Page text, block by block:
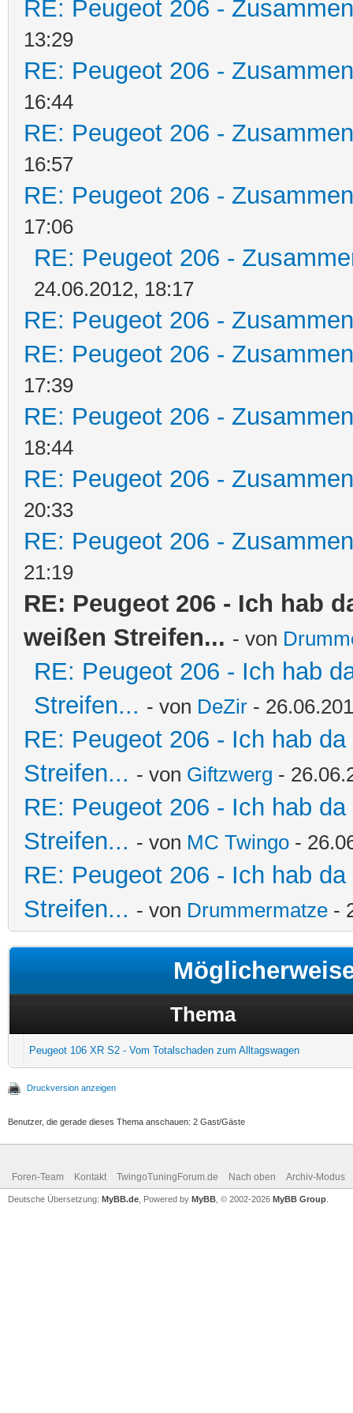
RE: Peugeot 206 -
13:29
RE: Peugeot 206 -
16:44
RE: Peugeot 206 -
16:57
RE: Peugeot 206 -
17:06
RE: Peugeot 206 -
24.06.2012, 18:17
RE: Peugeot 206 -
RE: Peugeot 206 -
17:39
RE: Peugeot 206 -
18:44
RE: Peugeot 206 -
20:33
RE: Peugeot 206 -
21:19
RE: Peugeot 206 - Ich hab
weißen Streifen... - von
RE: Peugeot 206 - Ich hab
Streifen... - von DeZir -
RE: Peugeot 206 - Ich hab
Streifen... - von Giftzwerg -
RE: Peugeot 206 - Ich hab
Streifen... - von MC Twingo -
RE: Peugeot 206 - Ich hab
Streifen... - von Drummermatze -
Thema
Peugeot 106 XR S2 - Vom Totalschaden zum Alltagswagen
Druckversion anzeigen
Benutzer, die gerade dieses Thema anschauen: 2 Gast/Gäste
Foren-Team Kontakt TwingoTuningForum.de Nach oben Archiv-Modus
Deutsche Übersetzung: MyBB.de , Powered by MyBB , © 2002-2026 MyBB Group